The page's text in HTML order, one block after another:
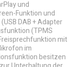
und
Funktion und
DAB + Adapter
(TPMS
mit
im
besitzen